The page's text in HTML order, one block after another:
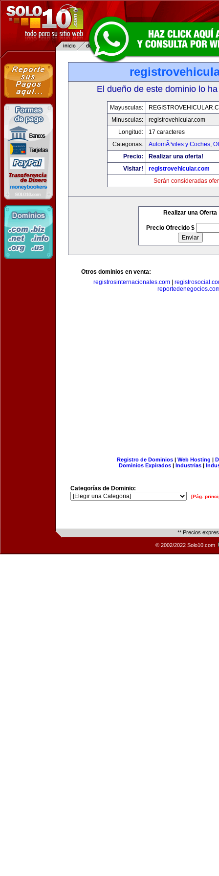
El dueño de este dominio lo
Mayusculas:
Minusculas:
registrovehicular.com
Longitud:
17 caracteres
Categorias:
AutomÃ³viles y Coches,
Precio:
Realizar una oferta!
Visitar!
registrovehicular.com
Serán consideradas
Realizar una Oferta
Precio Ofrecido $
Otros dominios en venta:
registrosinternacionales.com
Registro de Dominios| Web Hosting |
Dominios Expirados | Industrias |
Categorías de Dominio:
[Pág.
** Precios
© 2002/2022 Solo10.com